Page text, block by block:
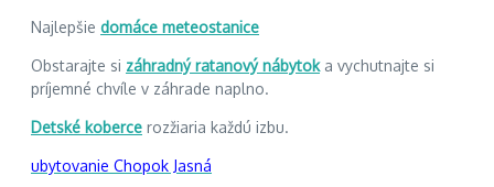
Najlepšie domáce meteostanice
Obstarajte si záhradný ratanový nábytoka vychutnajte si
príjemné chvíle v záhrade naplno.
Detské koberce rozžiaria každú izbu.
ubytovanie Chopok Jasná